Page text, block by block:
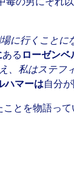
に行くことに
ある ローゼン
、私はステフ
ハマーは自分
とを物語っ